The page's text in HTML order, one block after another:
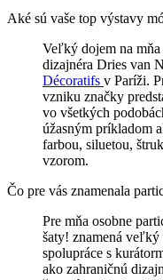
Aké sú vaše top výstavy
Veľký dojem na
dizajnéra Dries van
Décoratifs v Paríži.
vzniku značky
vo všetkých
úžasným príkladom
farbou, siluetou,
vzorom.
Čo pre vás znamenala
Pre mňa osobne
šaty! znamená
spolupráce s
ako zahraničnú